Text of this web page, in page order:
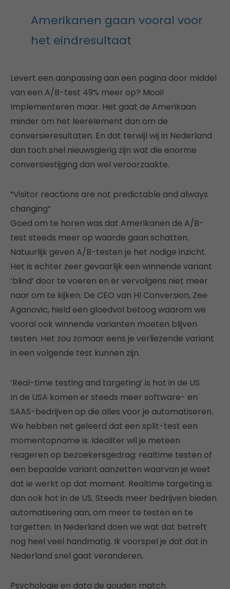
Amerikanen gaan vooral voor
het eindresultaat
Levert een aanpassing aan een pagina door middel
van een A/B-test 49% meer op? Mooi!
Implementeren maar. Het gaat de Amerikaan
minder om het leerelement dan om de
conversieresultaten. En dat terwijl wij in Nederland
dan toch snel nieuwsgierig zijn wat die enorme
conversiestijging dan wel veroorzaakte.
“Visitor reactions are not predictable and always
changing”
Goed om te horen was dat Amerikanen de A/B-
test steeds meer op waarde gaan schatten.
Natuurlijk geven A/B-testen je het nodige inzicht.
Het is echter zeer gevaarlijk een winnende variant
‘blind’ door te voeren en er vervolgens niet meer
naar om te kijken. De CEO van HI Conversion, Zee
Aganovic, hield een gloedvol betoog waarom we
vooral ook winnende varianten moeten blijven
testen. Het zou zomaar eens je verliezende variant
in een volgende test kunnen zijn.
‘Real-time testing and targeting’ is hot in de US
In de USA komen er steeds meer software- en
SAAS-bedrijven op die alles voor je automatiseren.
We hebben net geleerd dat een split-test een
momentopname is. Idealiter wil je meteen
reageren op bezoekersgedrag: realtime testen of
een bepaalde variant aanzetten waarvan je weet
dat ie werkt op dat moment. Realtime targeting is
dan ook hot in de US. Steeds meer bedrijven bieden
automatisering aan, om meer te testen en te
targetten. In Nederland doen we wat dat betreft
nog heel veel handmatig. Ik voorspel je dat dat in
Nederland snel gaat veranderen.
Psychologie en data de gouden match